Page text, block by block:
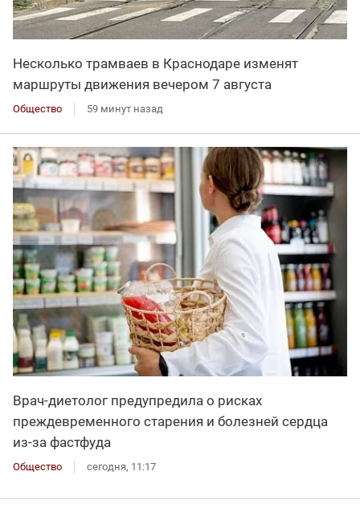
Несколько трамваев в Краснодаре изменят
маршруты движения вечером 7 августа
Общество 59 минут назад
Врач-диетолог предупредила о рисках
преждевременного старения и болезней сердца
из-за фастфуда
Общество сегодня, 11:17